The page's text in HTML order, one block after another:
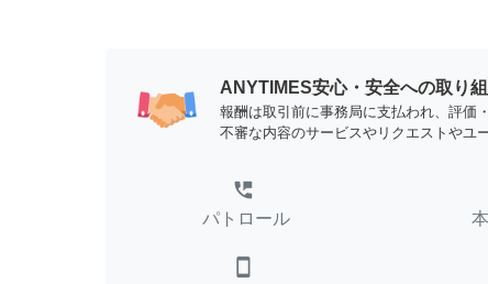
ANYTIMES安心・安全への取り
報酬は取引前に事務局に支払われ、評価
不審な内容のサービスやリクエストやユ
perm_phone_msg
パトロール
smartphone